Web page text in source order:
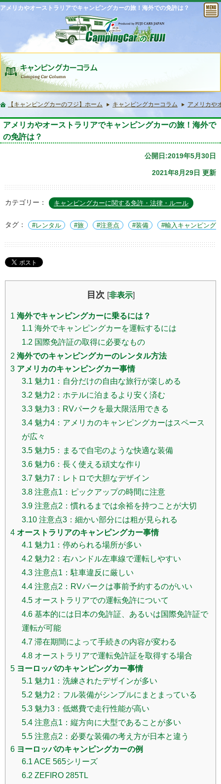
アメリカやオーストラリアでキャンピングカーの旅！海外での免許は？
【キャンピングカーのフジ】ホーム キャンピングカーコラム アメリカや
アメリカやオーストラリアでキャンピングカーの旅！海外で
の免許は？
公開日:2019年5月30日
2021年8月29日 更新
カテゴリー： キャンピングカーに関する免許・法律・ルール
タグ： レンタル 旅 注意点 装備 輸入キャンピング
目次 [非表示]
1 海外でキャンピングカーに乗るには？
1.1 海外でキャンピングカーを運転するには
1.2 国際免許証の取得に必要なもの
2 海外でのキャンピングカーのレンタル方法
3 アメリカのキャンピングカー事情
3.1 魅力1：自分だけの自由な旅行が楽しめる
3.2 魅力2：ホテルに泊まるより安く済む
3.3 魅力3：RVパークを最大限活用できる
3.4 魅力4：アメリカのキャンピングカーはスペース
が広々
3.5 魅力5：まるで自宅のような快適な装備
3.6 魅力6：長く使える頑丈な作り
3.7 魅力7：レトロで大胆なデザイン
3.8 注意点1：ピックアップの時間に注意
3.9 注意点2：慣れるまでは余裕を持つことが大切
3.10 注意点3：細かい部分には粗が見られる
4 オーストラリアのキャンピングカー事情
4.1 魅力1：停められる場所が多い
4.2 魅力2：右ハンドル左車線で運転しやすい
4.3 注意点1：駐車違反に厳しい
4.4 注意点2：RVパークは事前予約するのがいい
4.5 オーストラリアでの運転免許について
4.6 基本的には日本の免許証、あるいは国際免許証で
運転が可能
4.7 滞在期間によって手続きの内容が変わる
4.8 オーストラリアで運転免許証を取得する場合
5 ヨーロッパのキャンピングカー事情
5.1 魅力1：洗練されたデザインが多い
5.2 魅力2：フル装備がシンプルにまとまっている
5.3 魅力3：低燃費で走行性能が高い
5.4 注意点1：縦方向に大型であることが多い
5.5 注意点2：必要な装備の考え方が日本と違う
6 ヨーロッパのキャンピングカーの例
6.1 ACE 565シリーズ
6.2 ZEFIRO 285TL